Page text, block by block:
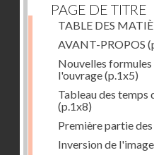
PAGE DE TITRE
TABLE DES
AVANT-PROPOS
Nouvelles formules
l'ouvrage(p.1x5)
Tableau des temps
(p.1x8)
Première partie
Inversion de l'image